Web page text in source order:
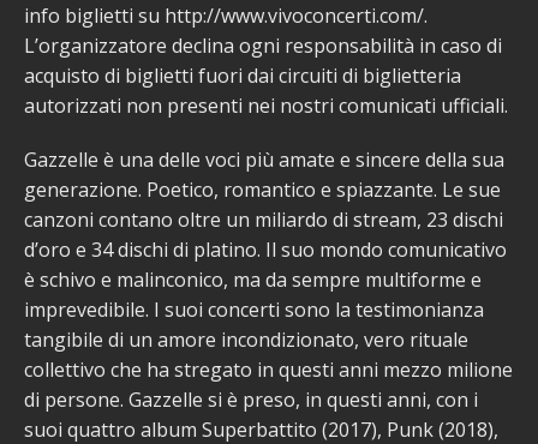
info biglietti su http://www.vivoconcerti.com/.
L’organizzatore declina ogni responsabilità in caso di
acquisto di biglietti fuori dai circuiti di biglietteria
autorizzati non presenti nei nostri comunicati ufficiali.
Gazzelle è una delle voci più amate e sincere della sua
generazione. Poetico, romantico e spiazzante. Le sue
canzoni contano oltre un miliardo di stream, 23 dischi
d’oro e 34 dischi di platino. Il suo mondo comunicativo
è schivo e malinconico, ma da sempre multiforme e
imprevedibile. I suoi concerti sono la testimonianza
tangibile di un amore incondizionato, vero rituale
collettivo che ha stregato in questi anni mezzo milione
di persone. Gazzelle si è preso, in questi anni, con i
suoi quattro album Superbattito (2017), Punk (2018),